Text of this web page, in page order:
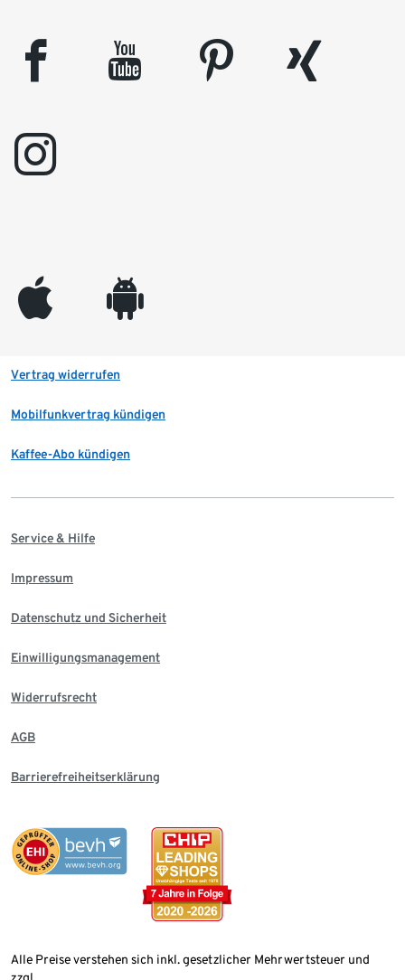
facebook youtube pinterest
xing
instagram
appleinc android
Vertrag widerrufen
Mobilfunkvertrag kündigen
Kaffee-Abo kündigen
Service & Hilfe
Impressum
Datenschutz und Sicherheit
Einwilligungsmanagement
Widerrufsrecht
AGB
Barrierefreiheitserklärung
Alle Preise verstehen sich inkl. gesetzlicher Mehrwertsteuer und